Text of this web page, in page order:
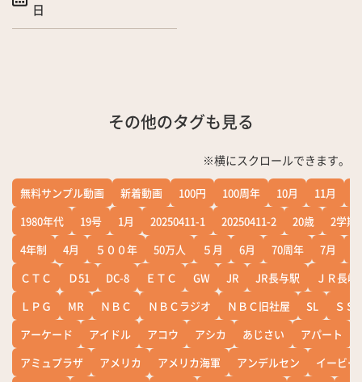
日
その他のタグも見る
※横にスクロールできます。
無料サンプル動画 新着動画 100円 100周年 10月 11月
1980年代
19号 1月 20250411-1 20250411-2 20歳
2学期
4年制
4月 ５００年 50万人 ５月 6月 70周年 7月
ＣＴＣ
Ｄ51 DC-8 ＥＴＣ GW JR JR長与駅
ＪＲ長崎
ＬＰＧ
MR ＮＢＣ ＮＢＣラジオ ＮＢＣ旧社屋 SL
ＳＳ
アーケード
アイドル アコウ アシカ あじさい アパート
アミュプラザ
アメリカ アメリカ海軍 アンデルセン
イービー